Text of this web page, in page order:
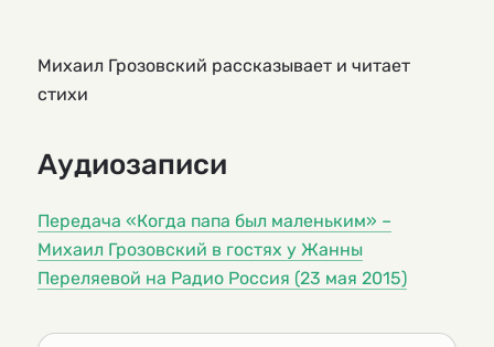
Михаил Грозовский рассказывает и читает
стихи
Аудиозаписи
Передача «Когда папа был маленьким» –
Михаил Грозовский в гостях у Жанны
Переляевой на Радио Россия (23 мая 2015)